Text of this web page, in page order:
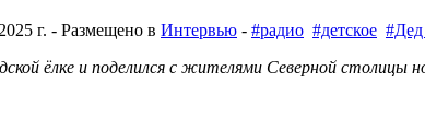
г. - Размещено в Интервью - #радио #детское
ёлке и поделился с жителями Северной столицы